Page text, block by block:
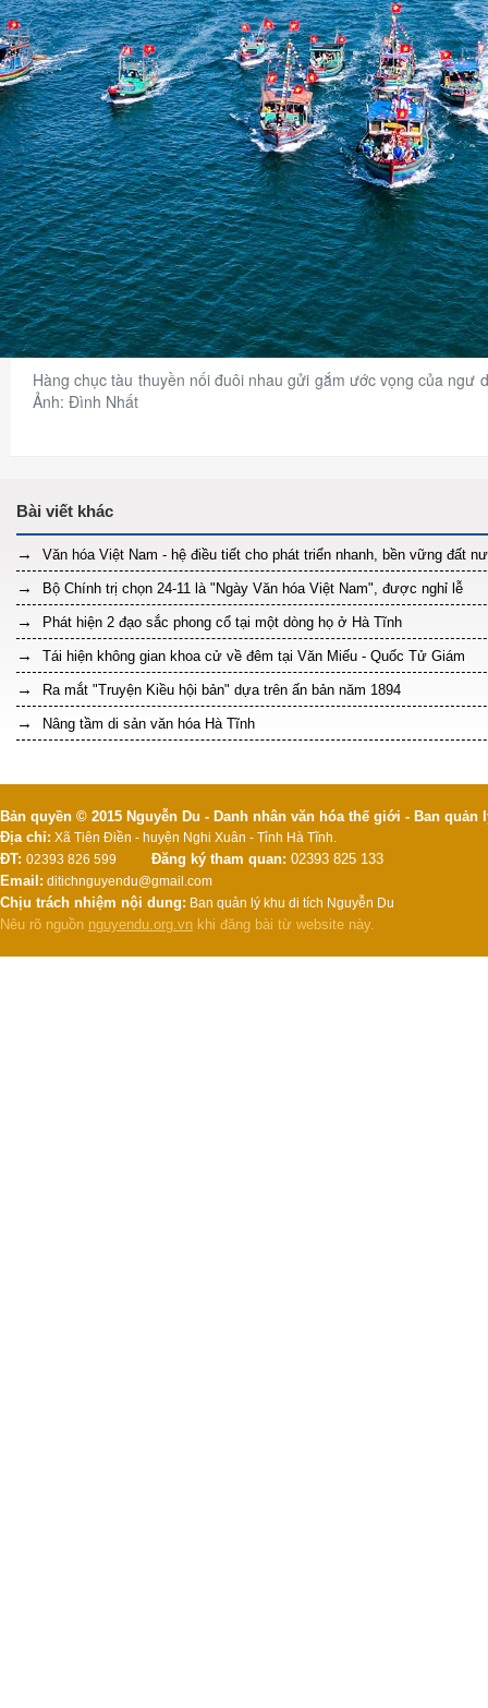
Hàng chục tàu thuyền nối đuôi nhau gửi gắm ước vọng của ngư
Ảnh: Đình Nhất
Văn hóa Việt Nam - hệ điều tiết cho phát triển nhanh, bền vững đất
Bộ Chính trị chọn 24-11 là "Ngày Văn hóa Việt Nam", được nghỉ lễ
Phát hiện 2 đạo sắc phong cổ tại một dòng họ ở Hà Tĩnh
Tái hiện không gian khoa cử về đêm tại Văn Miếu - Quốc Tử Giám
Ra mắt "Truyện Kiều hội bản" dựa trên ấn bản năm 1894
Nâng tầm di sản văn hóa Hà Tĩnh
Bản quyền © 2015 Nguyễn Du - Danh nhân văn hóa thế giới - Ban
Địa chỉ: Xã Tiên Điền - huyện Nghi Xuân - Tỉnh Hà Tĩnh.
ĐT: 02393 826 599 Đăng ký tham quan: 02393 825 133
Email: ditichnguyendu@gmail.com
Chịu trách nhiệm nội dung: Ban quản lý khu di tích Nguyễn Du
Nêu rõ nguồn nguyendu.org.vn khi đăng bài từ website này.